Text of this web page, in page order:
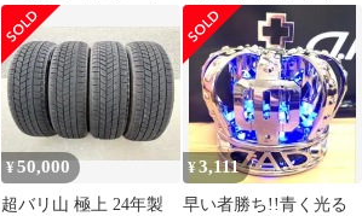
ル イエロー 初代ハ
スラー
プレート 青く光るLED
¥50,000
超バリ山 極上 24年製
¥3,111
早い者勝ち!!青く光る